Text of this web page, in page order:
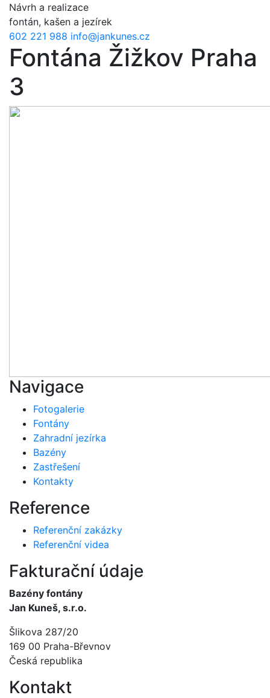
Přejít k hlavnímu obsahu
Návrh a realizace
fontán, kašen a jezírek
602 221 988 info@jankunes.cz
Fontána Žižkov Praha
3
Navigace
Fotogalerie
Fontány
Zahradní jezírka
Bazény
Zastřešení
Kontakty
Reference
Referenční zakázky
Referenční videa
Fakturační údaje
Bazény fontány
Jan Kuneš, s.r.o.
Šlikova 287/20
169 00 Praha-Břevnov
Česká republika
Kontakt